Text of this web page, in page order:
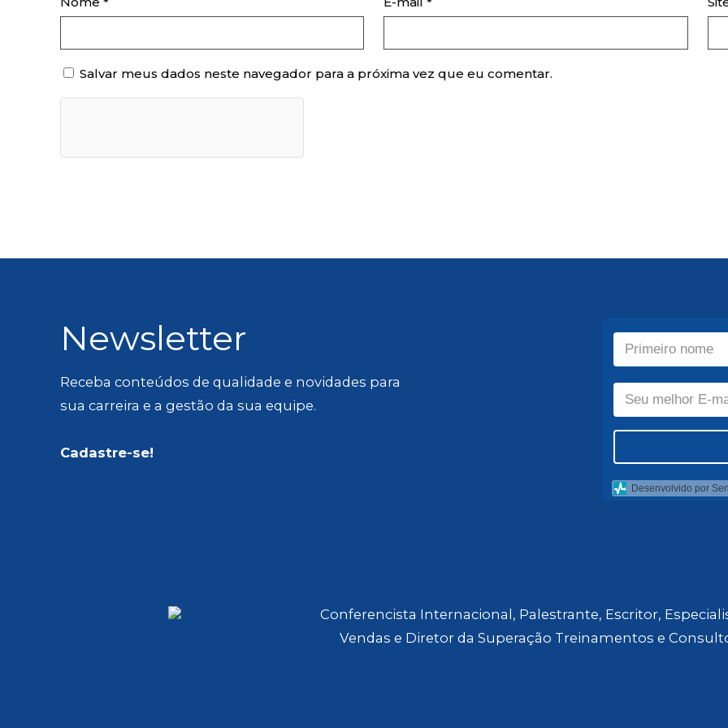
Salvar meus dados neste navegador para a próxima vez que eu comentar.
Newsletter
Receba conteúdos de qualidade e novidades para
sua carreira e a gestão da sua equipe.
Cadastre-se!
Desenvolvido por
Conferencista Internacional, Palestrante, Escritor,
Vendas e Diretor da Superação Treinamentos e